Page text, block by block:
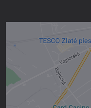
Externý
Prajete si